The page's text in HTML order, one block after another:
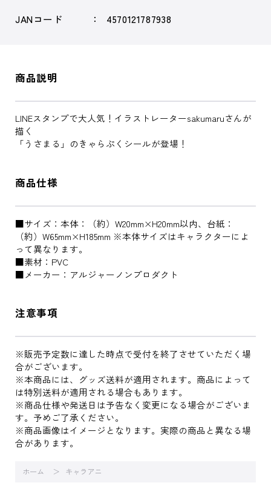
JANコード 4570121787938
商品説明
LINEスタンプで大人気！イラストレーターsakumaruさんが
描く
「うさまる」のきゃらぷくシールが登場！
商品仕様
■サイズ：本体：（約）W20mm×H20mm以内、台紙：
（約）W65mm×H185mm ※本体サイズはキャラクターによ
って異なります。
■素材：PVC
■メーカー：アルジャーノンプロダクト
注意事項
※販売予定数に達した時点で受付を終了させていただく場
合がございます。
※本商品には、グッズ送料が適用されます。商品によって
は特別送料が適用される場合もあります。
※商品仕様や発送日は予告なく変更になる場合がございま
す。予めご了承ください。
※商品画像はイメージとなります。実際の商品と異なる場
合があります。
ホーム キャラアニ